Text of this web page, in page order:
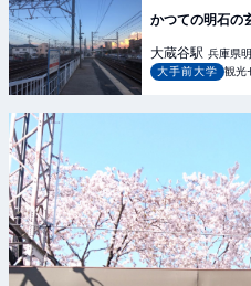
かつての明石の
大蔵谷駅 兵庫県
大手前大学
観光